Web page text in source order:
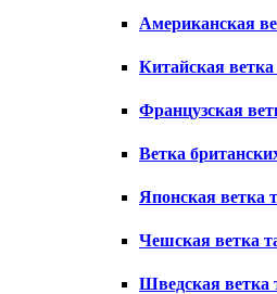
Американская
Китайская
Французская
Ветка
Японская ветка
Чешская ветка
Шведская ветка